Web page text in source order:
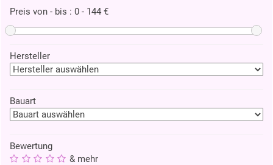
Preis von - bis : 0 - 144 €
Hersteller
Bauart
Bewertung
& mehr